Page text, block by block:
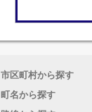
市区町村から探す
町名から探す